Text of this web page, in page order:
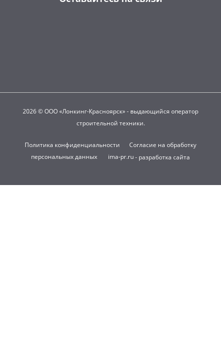
2026 © ООО «Лонкинг-Красноярск» - выдающийся оператор
строительной техники.
Политика конфиденциальности
Согласие на обработку
персональных данных
ima-pr.ru- разработка сайта